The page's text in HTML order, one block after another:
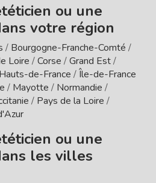
ou une
votre région
/ Bourgogne-Franche-Comté /
Loire /Corse /Grand Est/
Hauts-de-France /Île-de-France
/ Mayotte / Normandie /
/ Pays de la Loire /
ou une
les villes